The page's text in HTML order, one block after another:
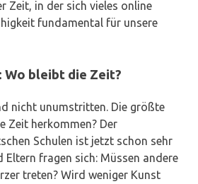
Zeit, in der sich vieles online
fundamental für unsere
Wo bleibt die Zeit?
nicht unumstritten. Die größte
Zeit herkommen? Der
Schulen ist jetzt schon sehr
Eltern fragen sich: Müssen andere
treten? Wird weniger Kunst